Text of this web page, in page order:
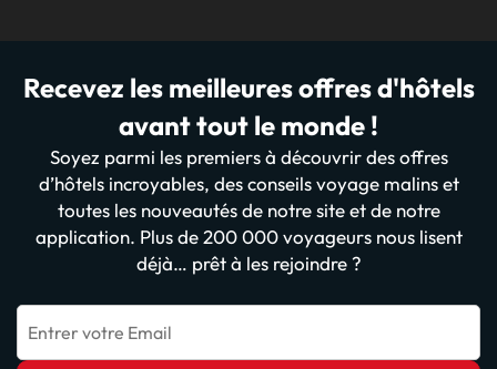
Recevez les meilleures offres d'hôtels
avant tout le monde !
Soyez parmi les premiers à découvrir des offres
d’hôtels incroyables, des conseils voyage malins et
toutes les nouveautés de notre site et de notre
application. Plus de 200 000 voyageurs nous lisent
déjà… prêt à les rejoindre ?
Entrer votre Email